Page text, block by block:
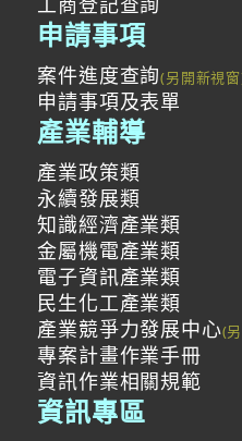
申請事項
案件進度查詢
申請事項及表單
產業輔導
產業政策類
永續發展類
知識經濟產業類
金屬機電產業類
電子資訊產業類
民生化工產業類
產業競爭力發展中心
專案計畫作業手冊
資訊作業相關規範
資訊專區